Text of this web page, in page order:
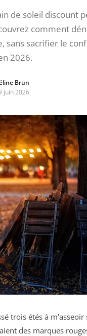
de soleil discount
comment
sans sacrifier le
2026.
Brun
juin 2026
trois étés à m'asseoir
des marques